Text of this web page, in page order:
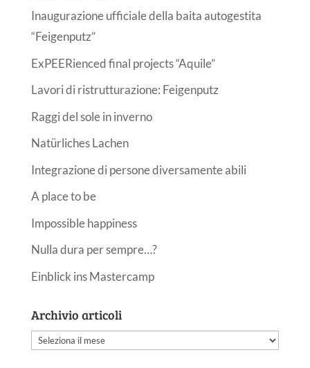
Inaugurazione ufficiale della baita autogestita
“Feigenputz”
ExPEERienced final projects “Aquile”
Lavori di ristrutturazione: Feigenputz
Raggi del sole in inverno
Natürliches Lachen
Integrazione di persone diversamente abili
A place to be
Impossible happiness
Nulla dura per sempre…?
Einblick ins Mastercamp
Archivio articoli
Archivio